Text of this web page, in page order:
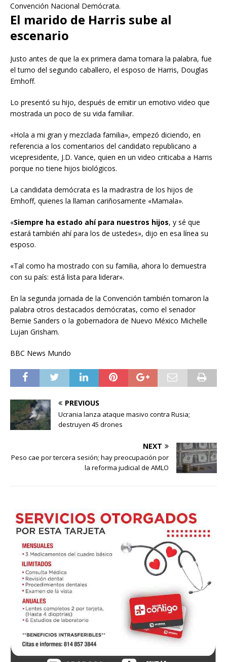
Convención Nacional Demócrata.
El marido de Harris sube al
escenario
Justo antes de que la ex primera dama tomara la palabra, fue
el turno del segundo caballero, el esposo de Harris, Douglas
Emhoff.
Lo presentó su hijo, después de emitir un emotivo video que
mostrada un poco de su vida familiar.
«Hola a mi gran y mezclada familia», empezó diciendo, en
referencia a los comentarios del candidato republicano a
vicepresidente, J.D. Vance, quien en un video criticaba a Harris
porque no tiene hijos biológicos.
La candidata demócrata es la madrastra de los hijos de
Emhoff, quienes la llaman cariñosamente «Mamala».
«Siempre ha estado ahí para nuestros hijos, y sé que
estará también ahí para los de ustedes», dijo en esa línea su
esposo.
«Tal como ha mostrado con su familia, ahora lo demuestra
con su país: está lista para liderar».
En la segunda jornada de la Convención también tomaron la
palabra otros destacados demócratas, como el senador
Bernie Sanders o la gobernadora de Nuevo México Michelle
Lujan Grisham.
BBC News Mundo
PREVIOUS
Ucrania lanza ataque masivo contra Rusia;
destruyen 45 drones
NEXT
Peso cae por tercera sesión; hay preocupación por
la reforma judicial de AMLO